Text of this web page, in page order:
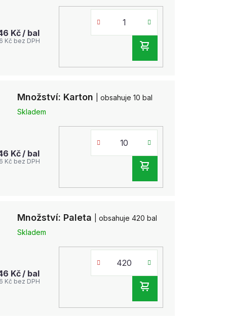
Kč / bal
Kč bez DPH
KOŠÍKU
Množství: Karton
| obsahuje 10 bal
Skladem
Kč / bal
Kč bez DPH
KOŠÍKU
Množství: Paleta
| obsahuje 420 bal
Skladem
Kč / bal
Kč bez DPH
KOŠÍKU